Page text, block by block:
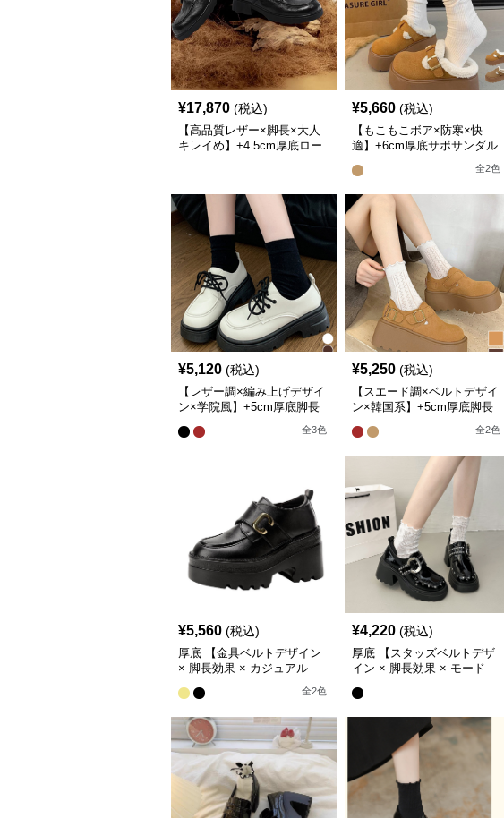
¥17,870 (税込)
【高品質レザー×脚長×大人
キレイめ】+4.5cm厚底ロー
¥5,660 (税込)
【もこもこボア×防寒×快
適】+6cm厚底サボサンダル
｜バックルデザイン・2色展
開
全2色
¥5,120 (税込)
【レザー調×編み上げデザイ
ン×学院風】+5cm厚底脚長
全3色
¥5,250 (税込)
【スエード調×ベルトデザイ
ン×韓国系】+5cm厚底脚長
全2色
¥5,560 (税込)
厚底 【金具ベルトデザイン
× 脚長効果 × カジュアル
系】13cm厚底ローファー
全2色
¥4,220 (税込)
厚底 【スタッズベルトデザ
イン × 脚長効果 × モード